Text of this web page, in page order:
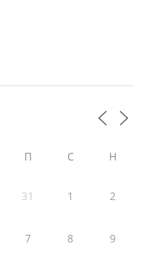
П С Н
31 1 2
7 8 9